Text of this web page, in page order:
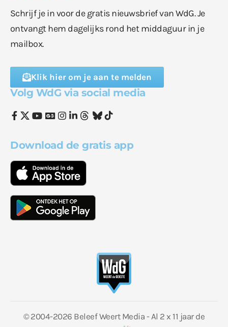
Schrijf je in voor de gratis nieuwsbrief van WdG. Je
ontvangt hem dagelijks rond het middaguur in je
mailbox.
Klik hier om je aan te melden
Volg WdG via social media
Download de gratis app
© 2004-2026 Beleef Weert Media - Al 2 x 11 jaar de